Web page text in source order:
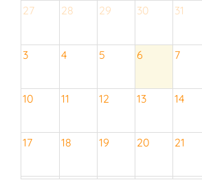
27
28 29 30 31
3 4 5 6 7
10 11 12 13 14
17 18 19 20 21